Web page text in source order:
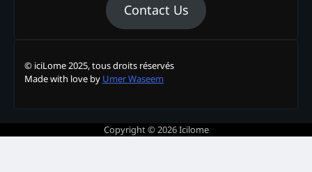
Contact Us
© iciLome 2025, tous droits réservés
Made with love by Umer Waseem
Copyright © 2026Icilome